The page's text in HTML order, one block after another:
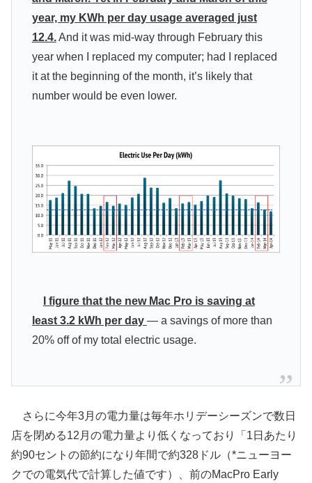
year, my KWh per day usage averaged just
12.4.And it was mid-way through February this
year when I replaced my computer; had I replaced
it at the beginning of the month, it’s likely that
number would be even lower.
I figure that the new Mac Pro is saving at
least 3.2 kWh per day — a savings of more than
20% off of my total electric usage.
さらに今年3月の電力量は毎年ホリデーシーズンで数日
店を閉める12月の電力量より低くなっており「1日あたり
約90セントの節約になり年間で約328ドル（*ニューヨー
クでの電気代で計算した値です）、前のMacPro Early